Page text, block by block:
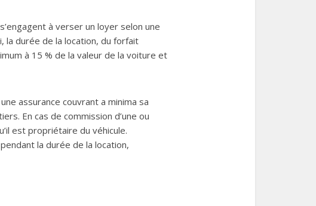
à verser un loyer selon une
la durée de la location, du forfait
à 15 % de la valeur de la voiture et
assurance couvrant a minima sa
En cas de commission d’une ou
est propriétaire du véhicule.
la durée de la location,